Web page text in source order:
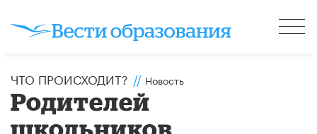
ЧТО ПРОИСХОДИТ? // Новость
Родителей
школьников